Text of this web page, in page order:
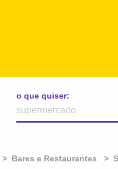
o que quiser:
Bares e Restaurantes